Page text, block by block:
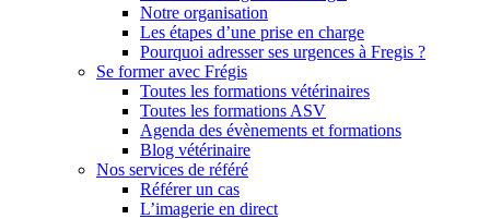
Notre organisation
Les étapes d’une prise en charge
Pourquoi adresser ses urgences à Fregis ?
Se former avec Frégis
Toutes les formations vétérinaires
Toutes les formations ASV
Agenda des évènements et formations
Blog vétérinaire
Nos services de référé
Référer un cas
L’imagerie en direct